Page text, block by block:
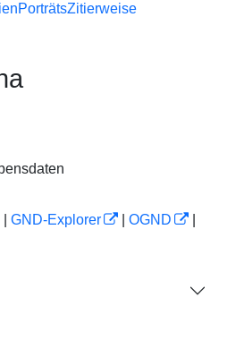
PorträtsZitierweise
GND-Explorer OGND